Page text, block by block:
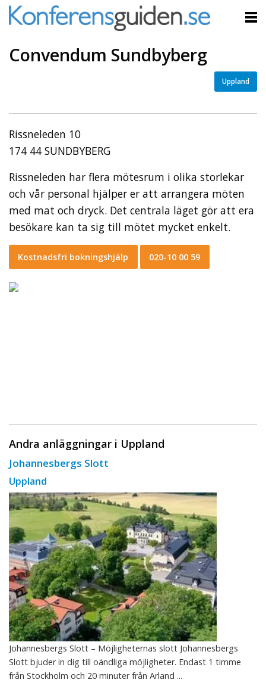
Convendum Sundbyberg
Uppland
Rissneleden 10
174 44 SUNDBYBERG
Rissneleden har flera mötesrum i olika storlekar
och vår personal hjälper er att arrangera möten
med mat och dryck. Det centrala läget gör att era
besökare kan ta sig till mötet mycket enkelt.
Kostnadsfri bokningshjälp 020-10 00 59
Andra anläggningar i Uppland
Johannesbergs Slott
Uppland
Johannesbergs Slott – Möjligheternas slott Johannesbergs
Slott bjuder in dig till oändliga möjligheter. Endast 1 timme
från Stockholm och 20 minuter från Arland ...